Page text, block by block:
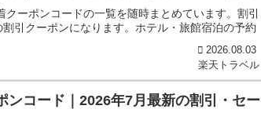
ーポンコードの一覧を随時まとめています。割引
引クーポンになります。ホテル・旅館宿泊の予約
2026.08.03
楽天トラベル
ンコード｜2026年7月最新の割引・セー